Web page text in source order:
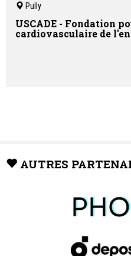
Pully
USCADE - Fondation
cardiovasculaire de
AUTRES